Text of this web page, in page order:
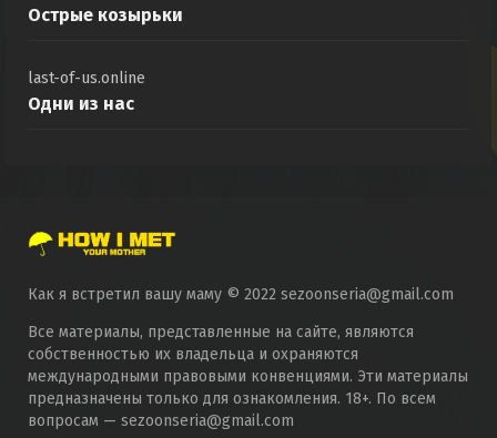
Острые козырьки
last-of-us.online
Одни из нас
Как я встретил вашу маму © 2022 sezoonseria@gmail.com
Все материалы, представленные на сайте, являются
собственностью их владельца и охраняются
международными правовыми конвенциями. Эти материалы
предназначены только для ознакомления. 18+. По всем
вопросам — sezoonseria@gmail.com